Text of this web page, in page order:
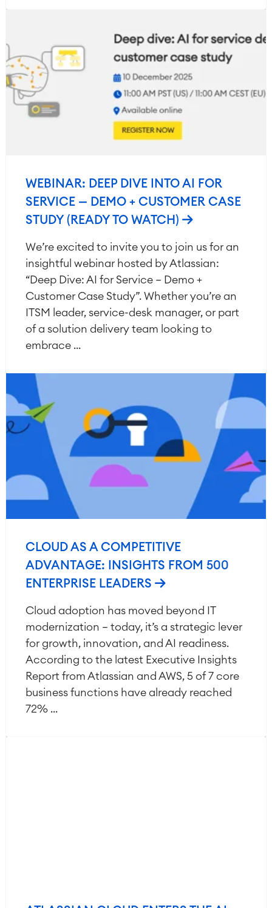
WEBINAR: DEEP DIVE INTO AI FOR
SERVICE — DEMO + CUSTOMER CASE
STUDY (READY TO WATCH)
We’re excited to invite you to join us for an
insightful webinar hosted by Atlassian:
“Deep Dive: AI for Service – Demo +
Customer Case Study”. Whether you’re an
ITSM leader, service-desk manager, or part
of a solution delivery team looking to
embrace ...
CLOUD AS A COMPETITIVE
ADVANTAGE: INSIGHTS FROM 500
ENTERPRISE LEADERS
Cloud adoption has moved beyond IT
modernization — today, it’s a strategic lever
for growth, innovation, and AI readiness.
According to the latest Executive Insights
Report from Atlassian and AWS, 5 of 7 core
business functions have already reached
72% ...